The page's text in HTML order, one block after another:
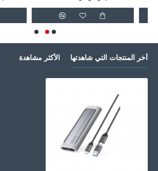
أخر المنتجات التي شاهدتها الأكثر مشاهدة